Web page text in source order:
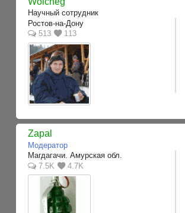
Научный сотрудник
Ростов-на-Дону
513
113
Zapal
Модератор
Магдагачи. Амурская обл.
7.5K
4.7K